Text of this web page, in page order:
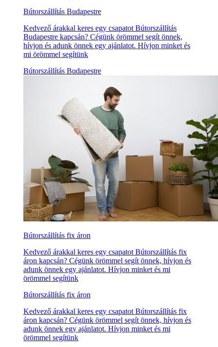
Bútorszállítás Budapestre
Kedvező árakkal keres egy csapatot Bútorszállítás
Budapestre kapcsán? Cégünk örömmel segít önnek,
hívjon és adunk önnek egy ajánlatot. Hívjon minket és
mi örömmel segítünk
Bútorszállítás Budapestre
Bútorszállítás fix áron
Kedvező árakkal keres egy csapatot Bútorszállítás fix
áron kapcsán? Cégünk örömmel segít önnek, hívjon és
adunk önnek egy ajánlatot. Hívjon minket és mi
örömmel segítünk
Bútorszállítás fix áron
Kedvező árakkal keres egy csapatot Bútorszállítás fix
áron kapcsán? Cégünk örömmel segít önnek, hívjon és
adunk önnek egy ajánlatot. Hívjon minket és mi
örömmel segítünk